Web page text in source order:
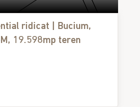
ridicat | Bucium,
19.598mp teren